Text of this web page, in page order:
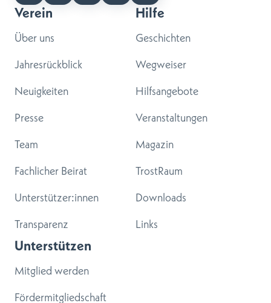
Verein
Über uns
Jahresrückblick
Neuigkeiten
Presse
Team
Fachlicher Beirat
Unterstützer:innen
Transparenz
Hilfe
Geschichten
Wegweiser
Hilfsangebote
Veranstaltungen
Magazin
TrostRaum
Downloads
Links
Unterstützen
Mitglied werden
Fördermitgliedschaft